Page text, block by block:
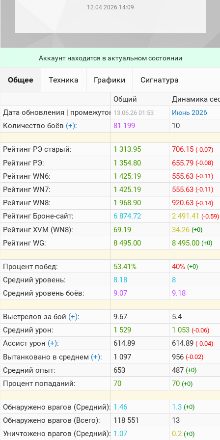
месяц)
(за
последние
сессии)
Топ
1000
Кланы
стримеров
Информация
Онлайн
Цветовая
шкала
Теlegram
ВК
Портал
Мира
Танков
12.04.2026 14:09
Аккаунт находится в актуальном состоянии
Общее Техника Графики Сигнатура
Дата обновления | промежуток:
Количество боёв (+):
РейтингРЭ старый:
РейтингРЭ:
РейтингWN6:
РейтингWN7:
РейтингWN8:
РейтингБроне-сайт:
РейтингXVM (WN8):
РейтингWG:
Процент побед:
Средний уровень:
Средний уровень боёв:
Выстрелов за бой (+):
Средний урон:
Ассист урон (+):
Вытанковано в среднем (+):
Средний опыт:
Процент попаданий:
Обнаружено врагов (Средний):
Обнаружено врагов (Всего):
Уничтожено врагов (Средний):
Общий
13.06.26 01:53
81 199
1 313.95
1 354.80
1 425.19
1 425.19
1 968.90
6 874.72
69.19
8 495.00
53.41%
8.18
9.07
9.67
1 529
614.89
1 097
653
70
1.46
118 551
1.07
Динамика
Июнь 2026
10
706.15 (-0.07)
655.79 (-0.08)
555.63 (-0.11)
555.63 (-0.11)
920.63 (-0.14)
2 491.41 (-0.59)
34.26 (+0)
8 495.00 (+0)
40% (+0)
8
9.18
5.4
1 053 (-0.06)
614.89 (-0.04)
956 (-0.02)
487 (+0)
70 (+0)
1.3 (+0)
13
0.2 (+0)